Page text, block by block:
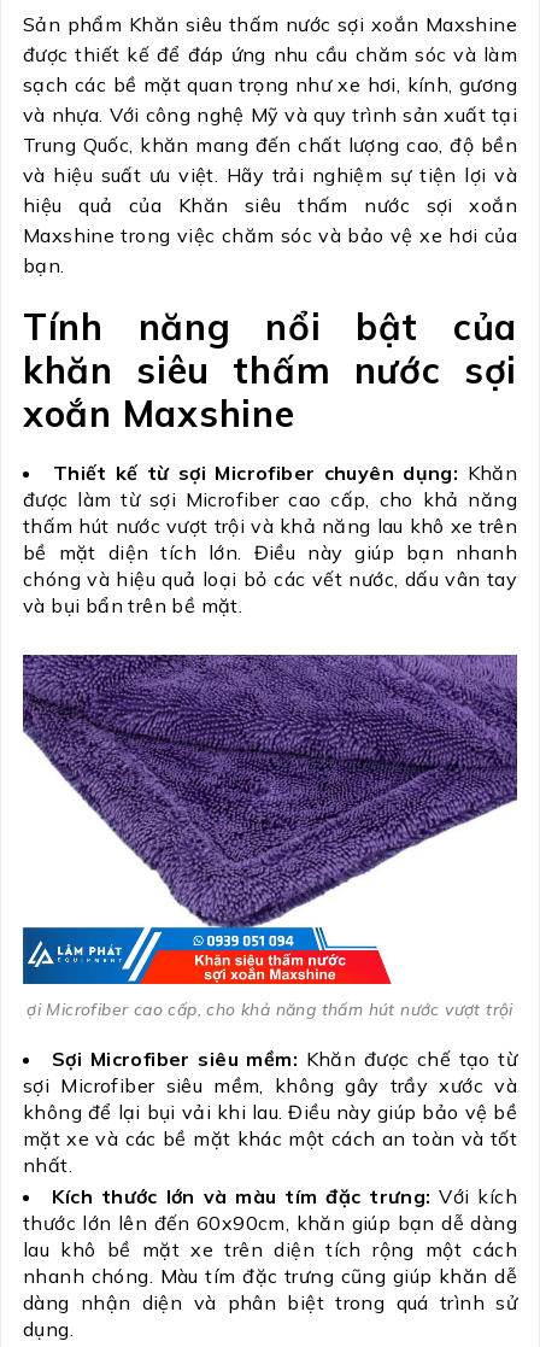
Sản phẩm Khăn siêu thấm nước sợi xoắn Maxshine
được thiết kế để đáp ứng nhu cầu chăm sóc và làm
sạch các bề mặt quan trọng như xe hơi, kính, gương
và nhựa. Với công nghệ Mỹ và quy trình sản xuất tại
Trung Quốc, khăn mang đến chất lượng cao, độ bền
và hiệu suất ưu việt. Hãy trải nghiệm sự tiện lợi và
hiệu quả của Khăn siêu thấm nước sợi xoắn
Maxshine trong việc chăm sóc và bảo vệ xe hơi của
bạn.
Tính năng nổi bật của
khăn siêu thấm nước sợi
xoắn Maxshine
Thiết kế từ sợi Microfiber chuyên dụng: Khăn
được làm từ sợi Microfiber cao cấp, cho khả năng
thấm hút nước vượt trội và khả năng lau khô xe trên
bề mặt diện tích lớn. Điều này giúp bạn nhanh
chóng và hiệu quả loại bỏ các vết nước, dấu vân tay
và bụi bẩn trên bề mặt.
ợi Microfiber cao cấp, cho khả năng thấm hút nước vượt trội
Sợi Microfiber siêu mềm: Khăn được chế tạo từ
sợi Microfiber siêu mềm, không gây trầy xước và
không để lại bụi vải khi lau. Điều này giúp bảo vệ bề
mặt xe và các bề mặt khác một cách an toàn và tốt
nhất.
Kích thước lớn và màu tím đặc trưng: Với kích
thước lớn lên đến 60x90cm, khăn giúp bạn dễ dàng
lau khô bề mặt xe trên diện tích rộng một cách
nhanh chóng. Màu tím đặc trưng cũng giúp khăn dễ
dàng nhận diện và phân biệt trong quá trình sử
dụng.